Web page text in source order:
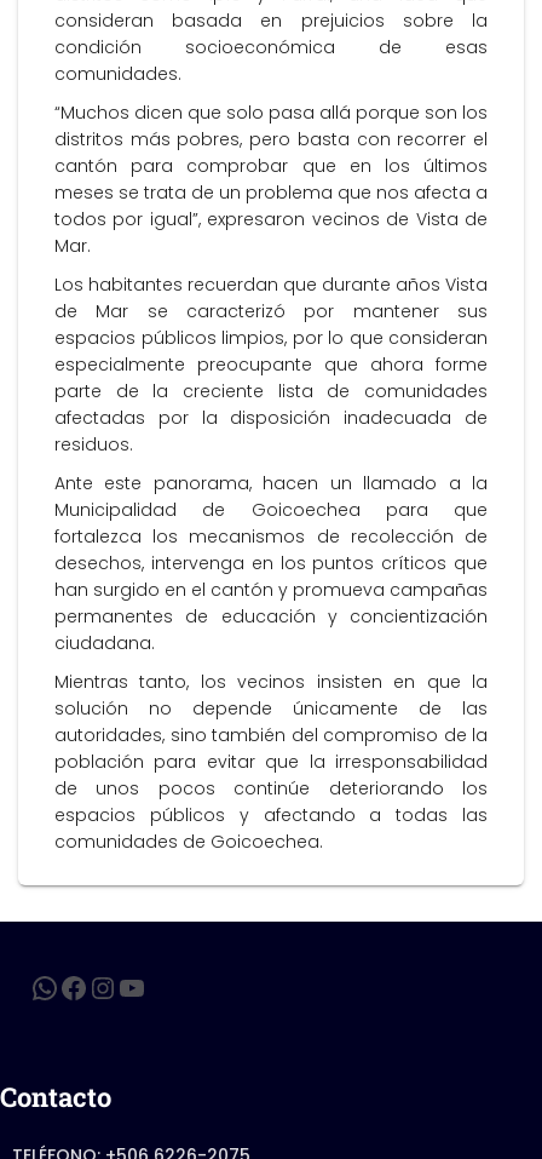
consideran basada en prejuicios sobre la
condición socioeconómica de esas
comunidades.
“Muchos dicen que solo pasa allá porque son los
distritos más pobres, pero basta con recorrer el
cantón para comprobar que en los últimos
meses se trata de un problema que nos afecta a
todos por igual”, expresaron vecinos de Vista de
Mar.
Los habitantes recuerdan que durante años Vista
de Mar se caracterizó por mantener sus
espacios públicos limpios, por lo que consideran
especialmente preocupante que ahora forme
parte de la creciente lista de comunidades
afectadas por la disposición inadecuada de
residuos.
Ante este panorama, hacen un llamado a la
Municipalidad de Goicoechea para que
fortalezca los mecanismos de recolección de
desechos, intervenga en los puntos críticos que
han surgido en el cantón y promueva campañas
permanentes de educación y concientización
ciudadana.
Mientras tanto, los vecinos insisten en que la
solución no depende únicamente de las
autoridades, sino también del compromiso de la
población para evitar que la irresponsabilidad
de unos pocos continúe deteriorando los
espacios públicos y afectando a todas las
comunidades de Goicoechea.
Contacto